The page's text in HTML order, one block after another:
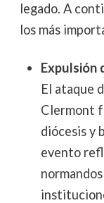
legado. A
los más
Expulsión
El ataque
Clermont
diócesis y
evento